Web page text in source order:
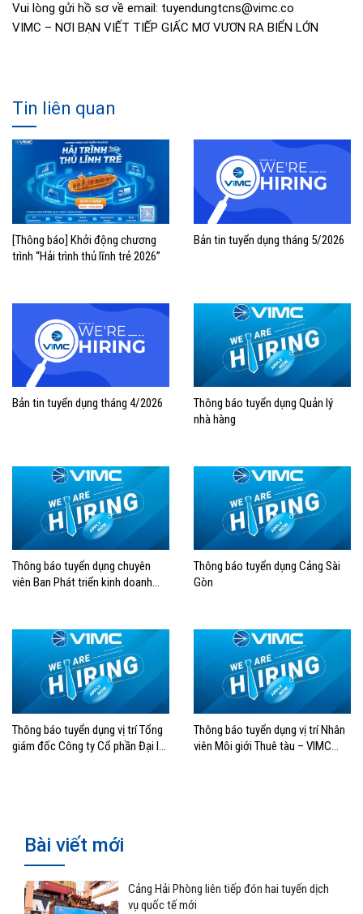
Vui lòng gửi hồ sơ về email: tuyendungtcns@vimc.co
VIMC – NƠI BẠN VIẾT TIẾP GIẤC MƠ VƯƠN RA BIỂN LỚN
Tin liên quan
[Thông báo] Khởi động chương
trình “Hải trình thủ lĩnh trẻ 2026”
Bản tin tuyển dụng tháng 5/2026
Bản tin tuyển dụng tháng 4/2026
Thông báo tuyển dụng Quản lý
nhà hàng
Thông báo tuyển dụng chuyên
viên Ban Phát triển kinh doanh
Thông báo tuyển dụng Cảng Sài
Gòn
Thông báo tuyển dụng vị trí Tổng
giám đốc Công ty Cổ phần Đại lý
Thông báo tuyển dụng vị trí Nhân
viên Môi giới Thuê tàu – VIMC
Bài viết mới
Cảng Hải Phòng liên tiếp đón hai tuyến dịch
vụ quốc tế mới